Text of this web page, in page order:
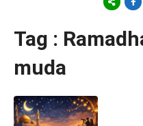
Tag :
muda